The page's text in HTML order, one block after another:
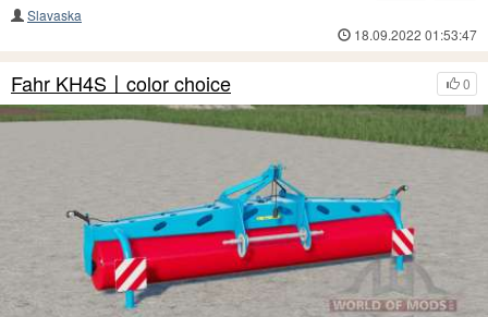
Slavaska
18.09.2022 01:53:47
0
Fahr KH4S〡color choice